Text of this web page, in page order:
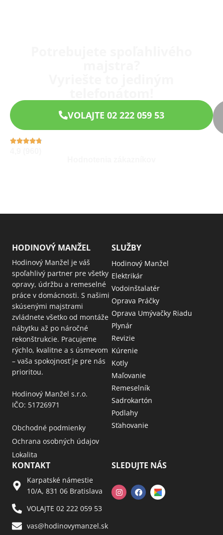
VOLAJTE 02 222 059 53
HODINOVÝ MANŽEL
Hodinový Manžel je váš
spoľahlivý partner pre všetky
opravy, údržbu a remeselné
práce v domácnosti. S našimi
skúsenými majstrami
zvládnete všetko od montáže
nábytku až po náročné
rekonštrukcie. Pracujeme
rýchlo, kvalitne a s úsmevom
– vaša spokojnosť je pre nás
prioritou.
Hodinový Manžel s.r.o.
IČO: 51726971
Obchodné podmienky
Ochrana osobných údajov
Lokalita
SLUŽBY
Hodinový Manžel
Elektrikár
Vodoinštalatér
Oprava Práčky
Oprava Umývačky Riadu
Plynár
Revizie
Kúrenie
Kotly
Maľovanie
Remeselník
Sadrokartón
Podlahy
Sťahovanie
KONTAKT
Karpatské námestie
10/A, 831 06 Bratislava
VOLAJTE 02 222 059 53​
vas@hodinovymanzel.sk​
SLEDUJTE NÁS